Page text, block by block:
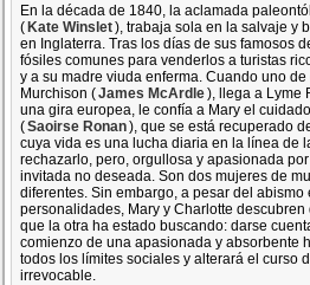
En la década de 1840, la aclamada
(Kate Winslet), trabaja sola en la salvaje y
en Inglaterra. Tras los días de sus famosos
fósiles comunes para venderlos a turistas
y a su madre viuda enferma. Cuando uno
Murchison (James McArdle), llega a Lyme
una gira europea, le confía a Mary el
(Saoirse Ronan), que se está recuperado
cuya vida es una lucha diaria en la línea de
rechazarlo, pero, orgullosa y apasionada
invitada no deseada. Son dos mujeres de
diferentes. Sin embargo, a pesar del
personalidades, Mary y Charlotte
que la otra ha estado buscando: darse
comienzo de una apasionada y absorbente
todos los límites sociales y alterará el curso
irrevocable.